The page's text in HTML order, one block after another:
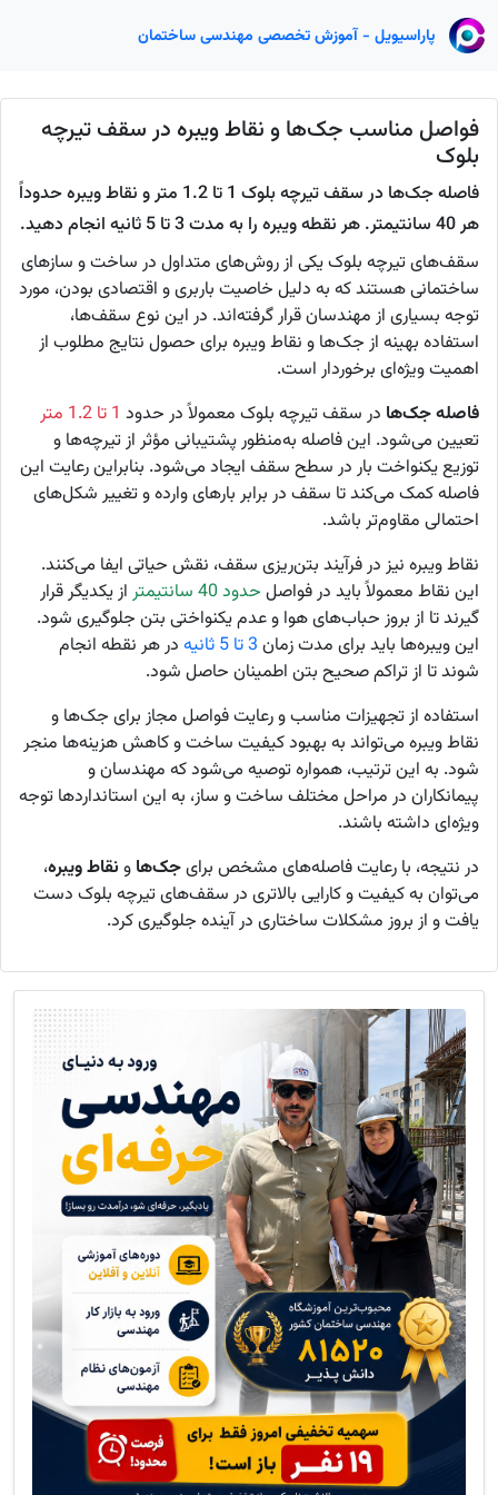
پاراسیویل - آموزش تخصصی مهندسی ساختمان
فواصل مناسب جک‌ها و نقاط ویبره در سقف تیرچه
بلوک
فاصله جک‌ها در سقف تیرچه بلوک 1 تا 1.2 متر و نقاط ویبره حدوداً
هر 40 سانتیمتر. هر نقطه ویبره را به مدت 3 تا 5 ثانیه انجام دهید.
سقف‌های تیرچه بلوک یکی از روش‌های متداول در ساخت و سازهای
ساختمانی هستند که به دلیل خاصیت باربری و اقتصادی بودن، مورد
توجه بسیاری از مهندسان قرار گرفته‌اند. در این نوع سقف‌ها،
استفاده بهینه از جک‌ها و نقاط ویبره برای حصول نتایج مطلوب از
اهمیت ویژه‌ای برخوردار است.
فاصله جک‌ها در سقف تیرچه بلوک معمولاً در حدود 1 تا 1.2 متر
تعیین می‌شود. این فاصله به‌منظور پشتیبانی مؤثر از تیرچه‌ها و
توزیع یکنواخت بار در سطح سقف ایجاد می‌شود. بنابراین رعایت این
فاصله کمک می‌کند تا سقف در برابر بارهای وارده و تغییر شکل‌های
احتمالی مقاوم‌تر باشد.
نقاط ویبره نیز در فرآیند بتن‌ریزی سقف، نقش حیاتی ایفا می‌کنند.
این نقاط معمولاً باید در فواصل حدود 40 سانتیمتر
از یکدیگر قرار
گیرند تا از بروز حباب‌های هوا و عدم یکنواختی بتن جلوگیری شود.
این ویبره‌ها باید برای مدت زمان 3 تا 5 ثانیه
در هر نقطه انجام
شوند تا از تراکم صحیح بتن اطمینان حاصل شود.
استفاده از تجهیزات مناسب و رعایت فواصل مجاز برای جک‌ها و
نقاط ویبره می‌تواند به بهبود کیفیت ساخت و کاهش هزینه‌ها منجر
شود. به این ترتیب، همواره توصیه می‌شود که مهندسان و
پیمانکاران در مراحل مختلف ساخت و ساز، به این استانداردها توجه
ویژه‌ای داشته باشند.
در نتیجه، با رعایت فاصله‌های مشخص برایجک‌ها و نقاط ویبره،
می‌توان به کیفیت و کارایی بالاتری در سقف‌های تیرچه بلوک دست
یافت و از بروز مشکلات ساختاری در آینده جلوگیری کرد.